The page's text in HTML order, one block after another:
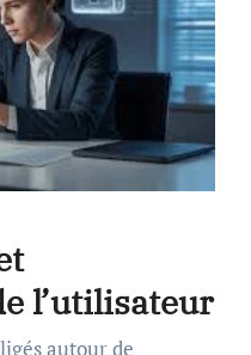
l’utilisateur
autour de